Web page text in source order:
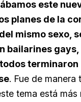
este
planes de la
mismo sexo,
bailarines gays,
terminaron
. Fue de manera
tema está más